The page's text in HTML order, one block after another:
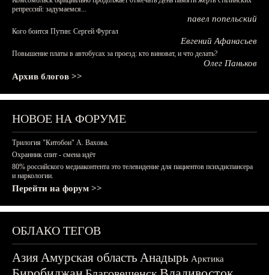
репрессий: задумаемся...
павел попельский
Кого боится Путин: Сергей Фургал
Евгений Афанасьев
Повышение платы в автобусах за проезд: кто виноват, и что делать?
Олег Паньков
Архив блогов >>
НОВОЕ НА ФОРУМЕ
Трилогия "Китобои" А. Вахова.
Охранник спит - смена идёт
80% российского медиаконтента это телевидение для пациентов психдиспансера
и наркологии.
Перейти на форум >>
ОБЛАКО ТЕГОВ
АзияАмурская область Анадырь Арктика